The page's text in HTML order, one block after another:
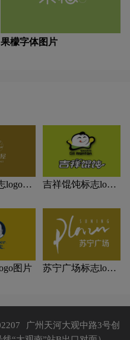
果檬字体图片
logo图
吉祥馄饨标志logo
图片
苏宁广场标志logo
广州天河大观中路3号创